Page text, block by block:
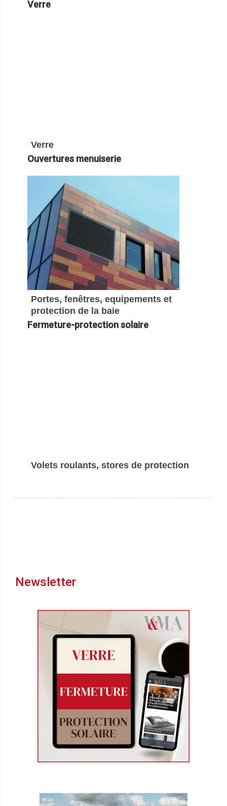
Verre
Verre
Ouvertures menuiserie
Portes, fenêtres, equipements et
protection de la baie
Fermeture-protection solaire
Volets roulants, stores de protection
Newsletter